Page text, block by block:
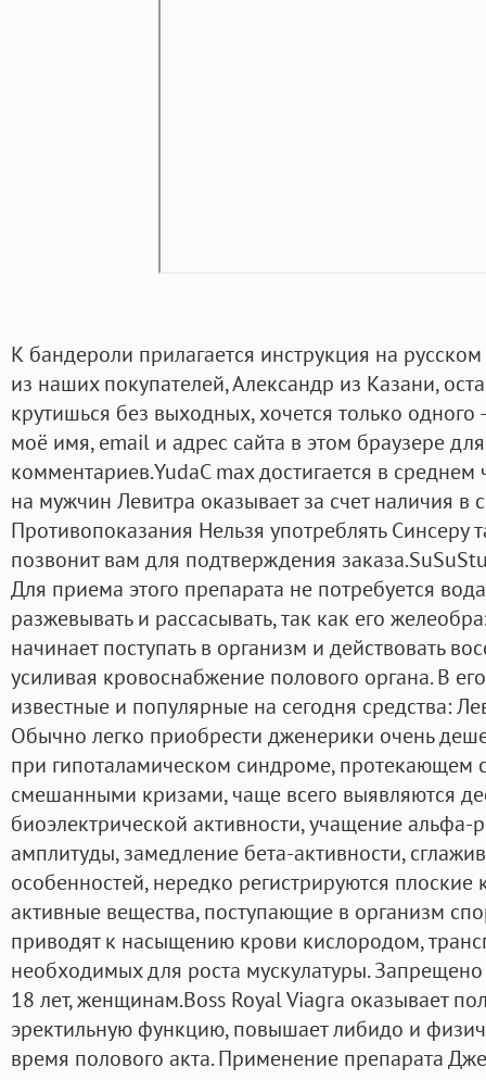
К бандероли прилагается инструкция на
из наших покупателей, Александр из Казани,
крутишься без выходных, хочется только одного
моё имя, email и адрес сайта в этом браузере
комментариев.YudaC max достигается в среднем
на мужчин Левитра оказывает за счет наличия в
Противопоказания Нельзя употреблять Синсеру
позвонит вам для подтверждения
Для приема этого препарата не потребуется
разжевывать и рассасывать, так как его
начинает поступать в организм и действовать
усиливая кровоснабжение полового органа. В
известные и популярные на сегодня средства:
Обычно легко приобрести дженерики очень
при гипоталамическом синдроме, протекающем
смешанными кризами, чаще всего выявляются
биоэлектрической активности, учащение альфа-
амплитуды, замедление бета-активности,
особенностей, нередко регистрируются плоские
активные вещества, поступающие в организм
приводят к насыщению крови кислородом,
необходимых для роста мускулатуры.
18 лет, женщинам.Boss Royal Viagra оказывает
эректильную функцию, повышает либидо и
время полового акта. Применение препарата